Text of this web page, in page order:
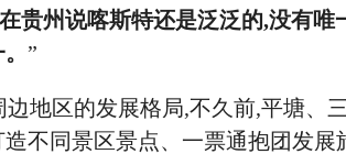
贵州说喀斯特还是泛泛的,没有
”
地区的发展格局,不久前,平塘、
不同景区景点、一票通抱团发展